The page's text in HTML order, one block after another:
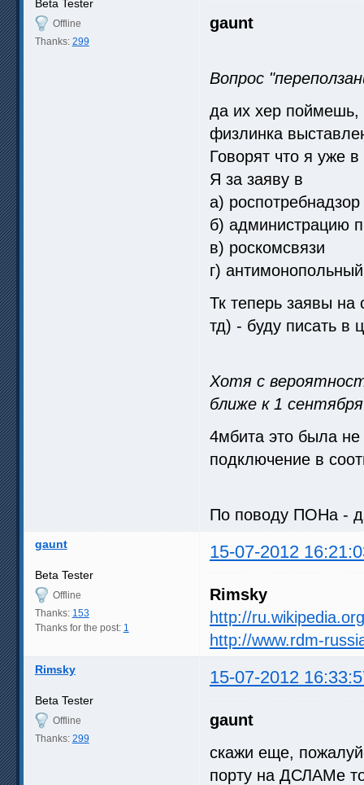
Beta Tester
Offline
Thanks: 299
gaunt
Вопрос
да их хер поймешь,
физлинка
Говорят что я уже
Я за заяву в
а) роспотребнадзор
б) администрацию
в) роскомсвязи
г)
Тк теперь заявы
тд) - буду писать в
Хотя с
ближе к 1 сентября
4мбита это была не
подключение в
По поводу ПОНа -
gaunt 15-07-2012
Beta Tester
Offline
Thanks: 153
Thanks for the post: 1
Rimsky
http://
http://www.rdm-
Rimsky 15-07-2012
Beta Tester
Offline
Thanks: 299
gaunt
скажи еще,
порту на ДСЛАМе